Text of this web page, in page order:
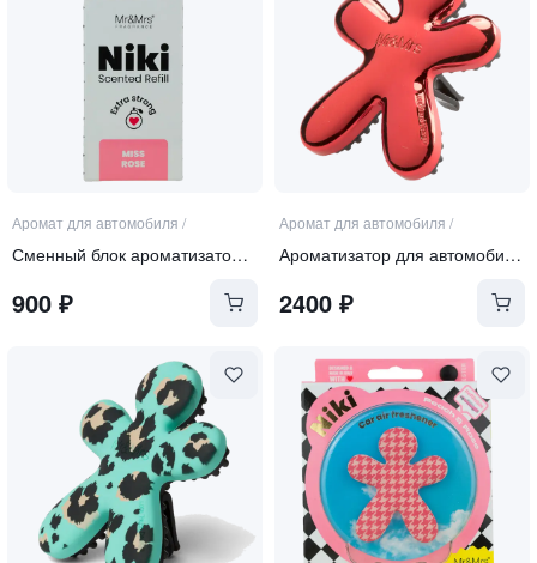
Аромат для автомобиля /
Сменный блок ароматизатора "MISS ROSE"
900 ₽
Аромат для автомобиля /
Ароматизатор для автомобиля, красный металлик "PEPPER MINT"
2400₽